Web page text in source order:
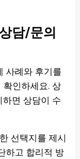
담/문의
사례와 후기를
확인하세요. 상
하면 상담이 수
선택지를 제시
하고 합리적 방